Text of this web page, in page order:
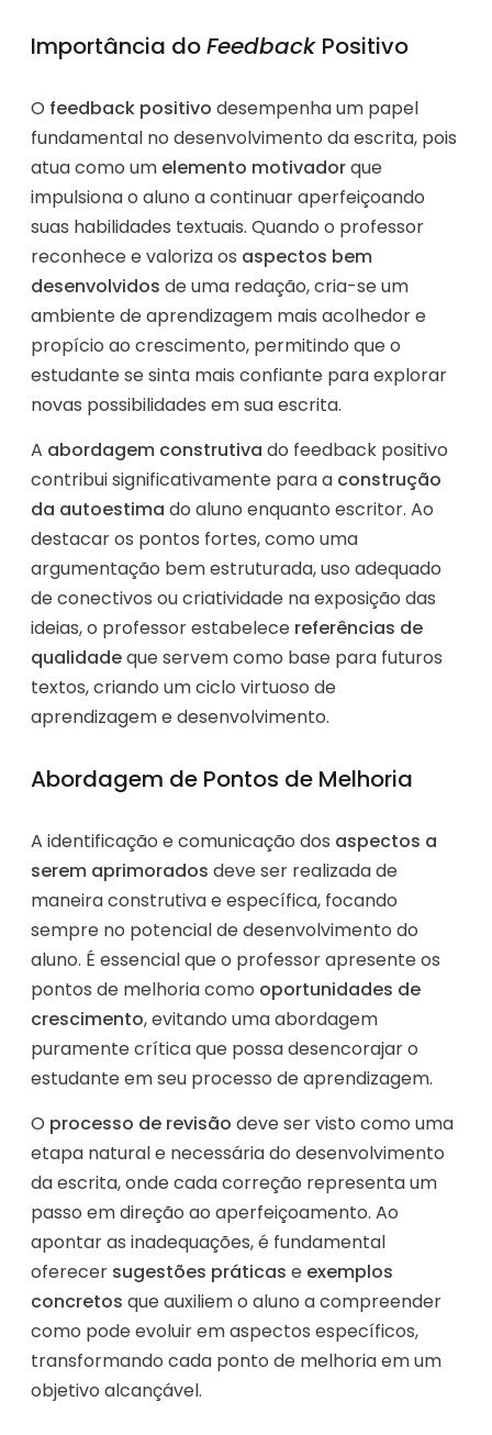
Importância doFeedback Positivo
O feedback positivo desempenha um papel
fundamental no desenvolvimento da escrita, pois
atua como um elemento motivadorque
impulsiona o aluno a continuar aperfeiçoando
suas habilidades textuais. Quando o professor
reconhece e valoriza os aspectos bem
desenvolvidos de uma redação, cria-se um
ambiente de aprendizagem mais acolhedor e
propício ao crescimento, permitindo que o
estudante se sinta mais confiante para explorar
novas possibilidades em sua escrita.
A abordagem construtiva do feedback positivo
contribui significativamente para a construção
da autoestima do aluno enquanto escritor. Ao
destacar os pontos fortes, como uma
argumentação bem estruturada, uso adequado
de conectivos ou criatividade na exposição das
ideias, o professor estabelece referências de
qualidadeque servem como base para futuros
textos, criando um ciclo virtuoso de
aprendizagem e desenvolvimento.
Abordagem de Pontos de Melhoria
A identificação e comunicação dos aspectos a
serem aprimorados deve ser realizada de
maneira construtiva e específica, focando
sempre no potencial de desenvolvimento do
aluno. É essencial que o professor apresente os
pontos de melhoria como oportunidades de
crescimento, evitando uma abordagem
puramente crítica que possa desencorajar o
estudante em seu processo de aprendizagem.
O processo de revisão deve ser visto como uma
etapa natural e necessária do desenvolvimento
da escrita, onde cada correção representa um
passo em direção ao aperfeiçoamento. Ao
apontar as inadequações, é fundamental
oferecer sugestões práticas e exemplos
concretos que auxiliem o aluno a compreender
como pode evoluir em aspectos específicos,
transformando cada ponto de melhoria em um
objetivo alcançável.